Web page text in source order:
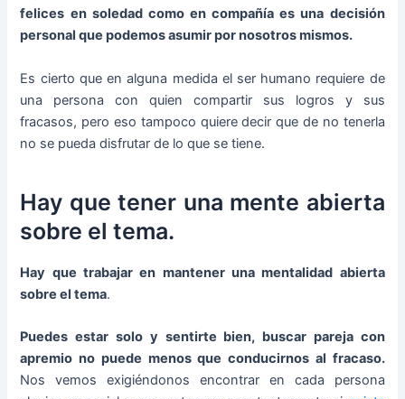
felices en soledad como en compañía es una decisión
personal que podemos asumir por nosotros mismos.
Es cierto que en alguna medida el ser humano requiere de
una persona con quien compartir sus logros y sus
fracasos, pero eso tampoco quiere decir que de no tenerla
no se pueda disfrutar de lo que se tiene.
Hay que tener una mente abierta
sobre el tema.
Hay que trabajar en mantener una mentalidad abierta
sobre el tema.
Puedes estar solo y sentirte bien, buscar pareja con
apremio no puede menos que conducirnos al fracaso.
Nos vemos exigiéndonos encontrar en cada persona